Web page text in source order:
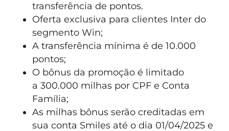
transferência de pontos.
Oferta exclusiva para clientes Inter do
segmento Win;
A transferência mínima é de 10.000
pontos;
O bônus da promoção é limitado
a 300.000 milhas por CPF e Conta
Família;
As milhas bônus serão creditadas em
sua conta Smiles até o dia 01/04/2025 e